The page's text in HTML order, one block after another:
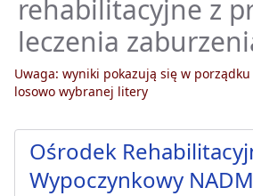
rehabilitacyjne z
leczenia
Uwaga: wyniki pokazują się w
losowo wybranej litery
Ośrodek
Wypoczynkowy